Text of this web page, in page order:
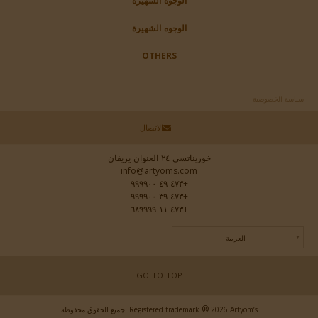
الوجوه الشهيرة
OTHERS
سياسة الخصوصية
الاتصال
خوريناتسي ٢٤ العنوان يريفان
info@artyoms.com
+٤٧٣ ٤٩ ٩٩٩٩٠٠
+٤٧٣ ٣٩ ٩٩٩٩٠٠
+٤٧٣ ١١ ٦٨٩٩٩٩
العربية
GO TO TOP
Registered trademark ®2026 Artyom’s. جميع الحقوق محفوظة